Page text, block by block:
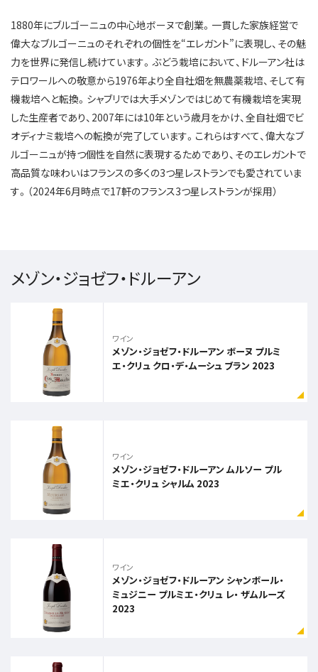
1880年にブルゴーニュの中心地ボーヌで創業。一貫した家族経営で
偉大なブルゴーニュのそれぞれの個性を“エレガント”に表現し、その魅
力を世界に発信し続けています。ぶどう栽培において、ドルーアン社は
テロワールへの敬意から1976年より全自社畑を無農薬栽培、そして有
機栽培へと転換。シャブリでは大手メゾンではじめて有機栽培を実現
した生産者であり、2007年には10年という歳月をかけ、全自社畑でビ
オディナミ栽培への転換が完了しています。これらはすべて、偉大なブ
ルゴーニュが持つ個性を自然に表現するためであり、そのエレガントで
高品質な味わいはフランスの多くの3つ星レストランでも愛されていま
す。（2024年6月時点で17軒のフランス3つ星レストランが採用）
メゾン・ジョゼフ・ドルーアン
ワイン
メゾン・ジョゼフ・ドルーアン ボーヌ プルミ
エ・クリュ クロ・デ・ムーシュ ブラン 2023
ワイン
メゾン・ジョゼフ・ドルーアン ムルソー プル
ミエ・クリュ シャルム 2023
ワイン
メゾン・ジョゼフ・ドルーアン シャンボール・
ミュジニー プルミエ・クリュ レ・ ザムルーズ
2023